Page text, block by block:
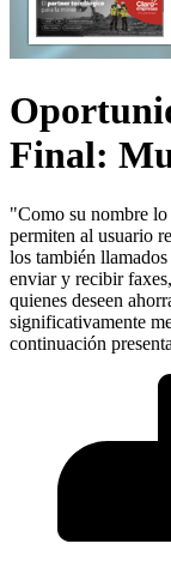
Final:
"Como su nombre
permiten al usuario
los también
enviar y recibir
quienes deseen
significativamente
continuación